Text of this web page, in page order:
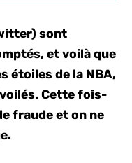
sont
et voilà que
étoiles de la NBA,
Cette fois-
fraude et on ne